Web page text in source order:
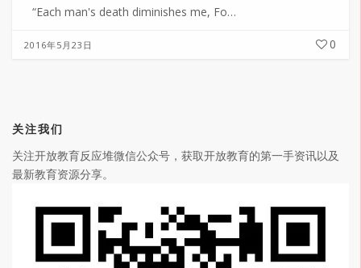
“Each man's death diminishes me, Fo…
2016年5月23日 0
关注我们
关注开放教育反应堆微信公众号，获取开放教育的第一手资讯以及
最新教育资源分享。